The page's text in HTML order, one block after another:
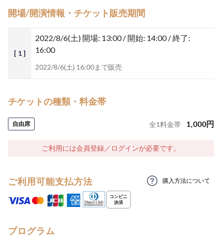
開場/開演情報・チケット販売期間
[ 1 ]
2022/8/6(土) 開場: 13:00 / 開始: 14:00 / 終了:
16:00
2022/8/6(土) 16:00まで販売
チケットの種類・料金帯
自由席 全1料金帯 1,000円
ご利用には会員登録／ログインが必要です。
ご利用可能支払方法 購入方法について
プログラム